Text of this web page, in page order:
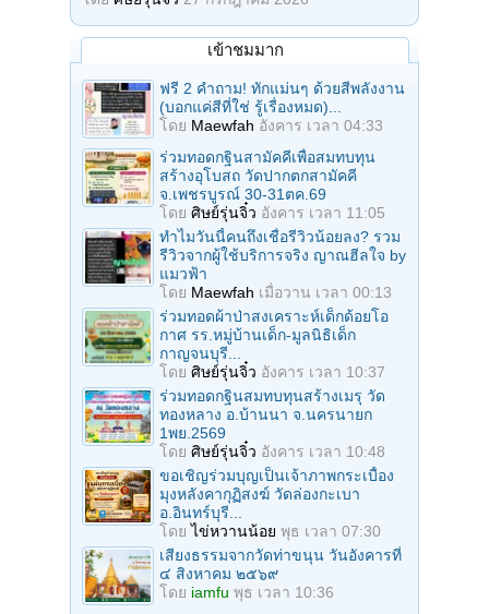
เข้าชมมาก
ฟรี 2 คำถาม! ทักแม่นๆ ด้วยสีพลังงาน
(บอกแค่สีที่ใช่ รู้เรื่องหมด)...
โดย Maewfah อังคาร เวลา 04:33
ร่วมทอดกฐินสามัคคีเพื่อสมทบทุน
สร้างอุโบสถ วัดปากตกสามัคคี
จ.เพชรบูรณ์ 30-31ตค.69
โดย ศิษย์รุ่นจิ๋ว อังคาร เวลา 11:05
ทำไมวันนี้คนถึงเชื่อรีวิวน้อยลง? รวม
รีวิวจากผู้ใช้บริการจริง ญาณฮีลใจ by
แมวฟ้า
โดย Maewfah เมื่อวาน เวลา 00:13
ร่วมทอดผ้าป่าสงเคราะห์เด็กด้อยโอ
กาศ รร.หมู่บ้านเด็ก-มูลนิธิเด็ก
กาญจนบุรี...
โดย ศิษย์รุ่นจิ๋ว อังคาร เวลา 10:37
ร่วมทอดกฐินสมทบทุนสร้างเมรุ วัด
ทองหลาง อ.บ้านนา จ.นครนายก
1พย.2569
โดย ศิษย์รุ่นจิ๋ว อังคาร เวลา 10:48
ขอเชิญร่วมบุญเป็นเจ้าภาพกระเบื้อง
มุงหลังคากุฏิสงฆ์ วัดล่องกะเบา
อ.อินทร์บุรี...
โดยไข่หวานน้อย พุธ เวลา 07:30
เสียงธรรมจากวัดท่าขนุน วันอังคารที่
๔ สิงหาคม ๒๕๖๙
โดย iamfu พุธ เวลา 10:36